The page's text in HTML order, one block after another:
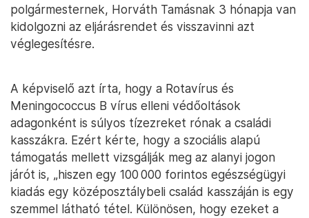
polgármesternek, Horváth Tamásnak 3 hónapja van
kidolgozni az eljárásrendet és visszavinni azt
véglegesítésre.
A képviselő azt írta, hogy a Rotavírus és
Meningococcus B vírus elleni védőoltások
adagonként is súlyos tízezreket rónak a családi
kasszákra. Ezért kérte, hogy a szociális alapú
támogatás mellett vizsgálják meg az alanyi jogon
járót is, „hiszen egy 100 000 forintos egészségügyi
kiadás egy középosztálybeli család kasszáján is egy
szemmel látható tétel. Különösen, hogy ezeket a